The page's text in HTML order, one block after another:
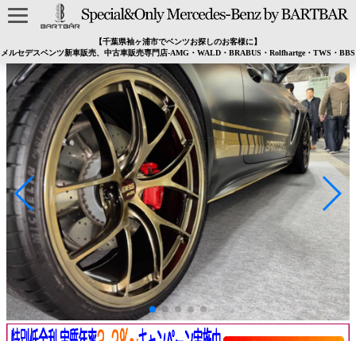
【千葉県袖ヶ浦市でベンツお探しのお客様に】
メルセデスベンツ新車販売、中古車販売専門店-AMG・WALD・BRABUS・Rolfhartge・TWS・BBS